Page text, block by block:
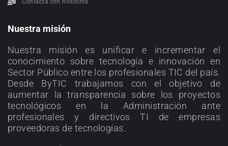
Contacta con nosotros
Nuestra misión
Nuestra misión es unificar e incrementar el
conocimiento sobre tecnología e innovación en
Sector Público entre los profesionales TIC del país.
Desde ByTIC trabajamos con el objetivo de
aumentar la transparencia sobre los proyectos
tecnológicos en la Administración ante
profesionales y directivos TI de empresas
proveedoras de tecnologías.